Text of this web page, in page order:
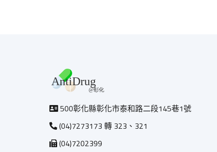
500彰化縣彰化市泰和路二段145巷1號
(04)7273173 轉 323、321
(04)7202399